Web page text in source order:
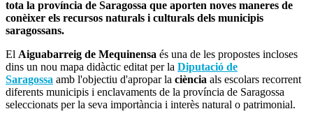
tota la província de Saragossa que aporten noves maneres de
conèixer els recursos naturals i culturals dels municipis
saragossans.
El Aiguabarreig de Mequinensa és una de les propostes incloses
dins un nou mapa didàctic editat per la Diputació de
Saragossa amb l'objectiu d'apropar la ciència als escolars recorrent
diferents municipis i enclavaments de la província de Saragossa
seleccionats per la seva importància i interès natural o patrimonial.